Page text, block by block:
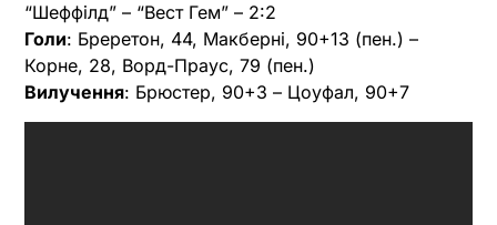
“Шеффілд” – “Вест Гем” – 2:2
Голи: Бреретон, 44, Макберні, 90+13 (пен.) –
Корне, 28, Ворд-Праус, 79 (пен.)
Вилучення: Брюстер, 90+3 – Цоуфал, 90+7